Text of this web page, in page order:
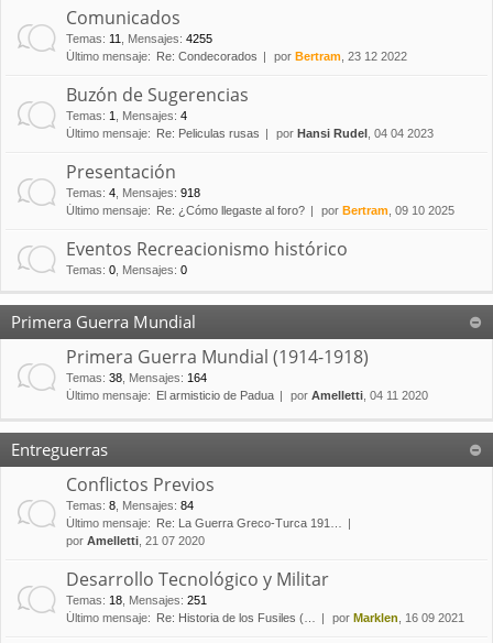
Comunicados
Temas: 11 Mensajes: 4255
Último mensaje:
Re: Condecorados por Bertram , 23 12 2022
Buzón de Sugerencias
Temas: 1 Mensajes: 4
Último mensaje:
Re: Peliculas rusas por Hansi Rudel , 04 04 2023
Presentación
Temas: 4 Mensajes: 918
Último mensaje:
Re: ¿Cómo llegaste al foro? por Bertram , 09 10 2025
Eventos Recreacionismo histórico
Temas: 0 Mensajes: 0
Primera Guerra Mundial
Primera Guerra Mundial (1914-1918)
Temas: 38 Mensajes: 164
Último mensaje:
El armisticio de Padua por Amelletti , 04 11 2020
Entreguerras
Conflictos Previos
Temas: 8 Mensajes: 84
Último mensaje:
Re: La Guerra Greco-Turca 191…
por Amelletti , 21 07 2020
Desarrollo Tecnológico y Militar
Temas: 18 Mensajes: 251
Último mensaje:
Re: Historia de los Fusiles (… por Marklen , 16 09 2021